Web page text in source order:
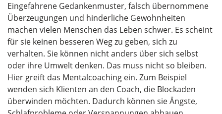
Eingefahrene Gedankenmuster, falsch übernommene
Überzeugungen und hinderliche Gewohnheiten
machen vielen Menschen das Leben schwer. Es scheint
für sie keinen besseren Weg zu geben, sich zu
verhalten. Sie können nicht anders über sich selbst
oder ihre Umwelt denken. Das muss nicht so bleiben.
Hier greift das Mentalcoaching ein. Zum Beispiel
wenden sich Klienten an den Coach, die Blockaden
überwinden möchten. Dadurch können sie Ängste,